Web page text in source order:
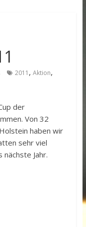
2011 , Aktion,
der
Von 32
haben wir
sehr viel
nächste Jahr.